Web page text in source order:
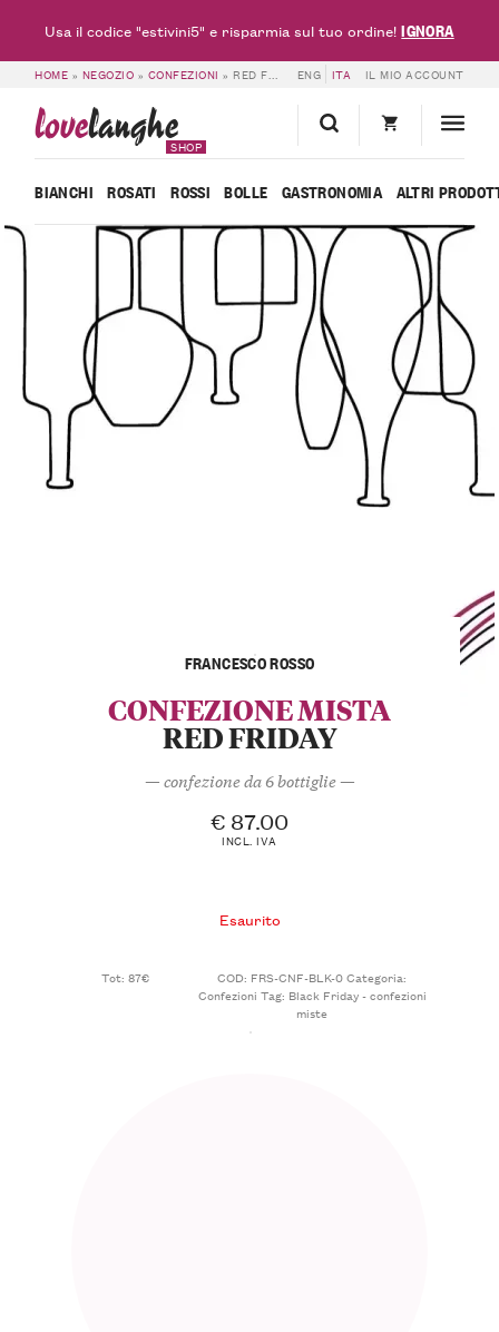
HOME » NEGOZIO » CONFEZIONI » RED FRIDAY – 6 BOTTIGLIE – FRANCESCO ROSSO ENG ITA IL MIO ACCOUNT
lovelanghe
SHOP
BIANCHI ROSATI ROSSI BOLLE GASTRONOMIA ALTRI
FRANCESCO ROSSO
CONFEZIONE MISTA
RED FRIDAY
— confezione da 6 bottiglie —
€ 87.00
INCL. IVA
Esaurito
Tot: 87€ COD: FRS-CNF-BLK-0Categoria:
Confezioni Tag: Black Friday - confezioni
miste
Usa il codice "estivini5" e risparmia sul tuo ordine!IGNORA